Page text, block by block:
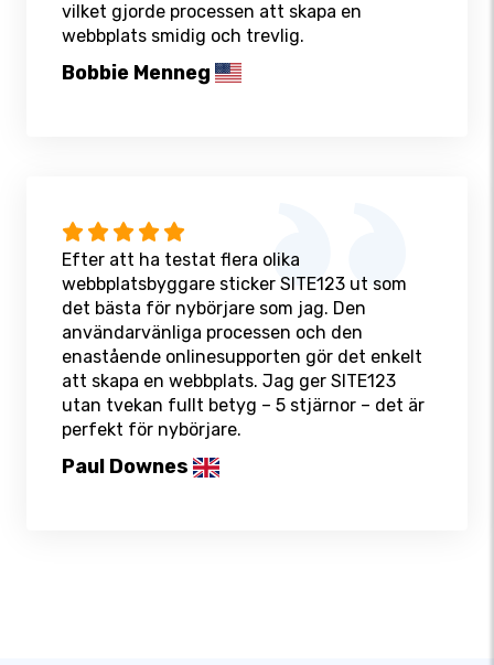
vilket gjorde processen att skapa en
webbplats smidig och trevlig.
Bobbie Menneg
Efter att ha testat flera olika
webbplatsbyggare sticker SITE123 ut som
det bästa för nybörjare som jag. Den
användarvänliga processen och den
enastående onlinesupporten gör det enkelt
att skapa en webbplats. Jag ger SITE123
utan tvekan fullt betyg – 5 stjärnor – det är
perfekt för nybörjare.
Paul Downes